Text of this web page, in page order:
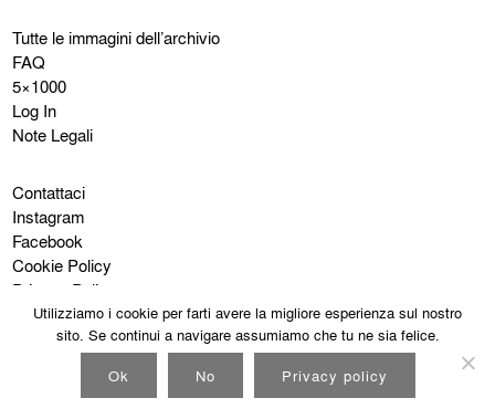
Tutte le immagini dell’archivio
FAQ
5×1000
Log In
Note Legali
Contattaci
Instagram
Facebook
Cookie Policy
Privacy Policy
Utilizziamo i cookie per farti avere la migliore esperienza sul nostro
sito. Se continui a navigare assumiamo che tu ne sia felice.
Ok
No Privacy policy